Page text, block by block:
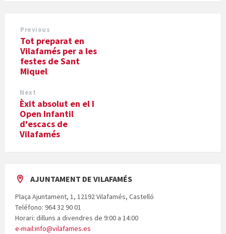
Previous
Tot preparat en
Vilafamés per a les
festes de Sant
Miquel
Next
Èxit absolut en el I
Open Infantil
d'escacs de
Vilafamés
AJUNTAMENT DE VILAFAMÉS
Plaça Ajuntament, 1, 12192 Vilafamés, Castelló
Teléfono: 964 32 90 01
Horari: dilluns a divendres de 9:00 a 14:00
e-mail:info@vilafames.es